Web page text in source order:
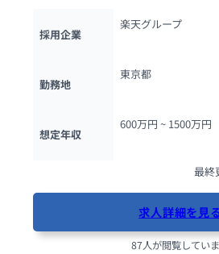
採用企業
楽天グループ
勤務地
東京都
想定年収
600万円 ~ 1500万円
最終
求人詳細を見
87人が閲覧してい